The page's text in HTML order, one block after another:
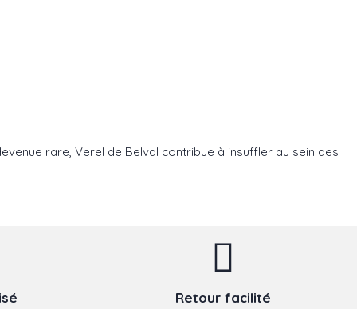
rare, Verel de Belval contribue à insuffler au sein des
Retour facilité